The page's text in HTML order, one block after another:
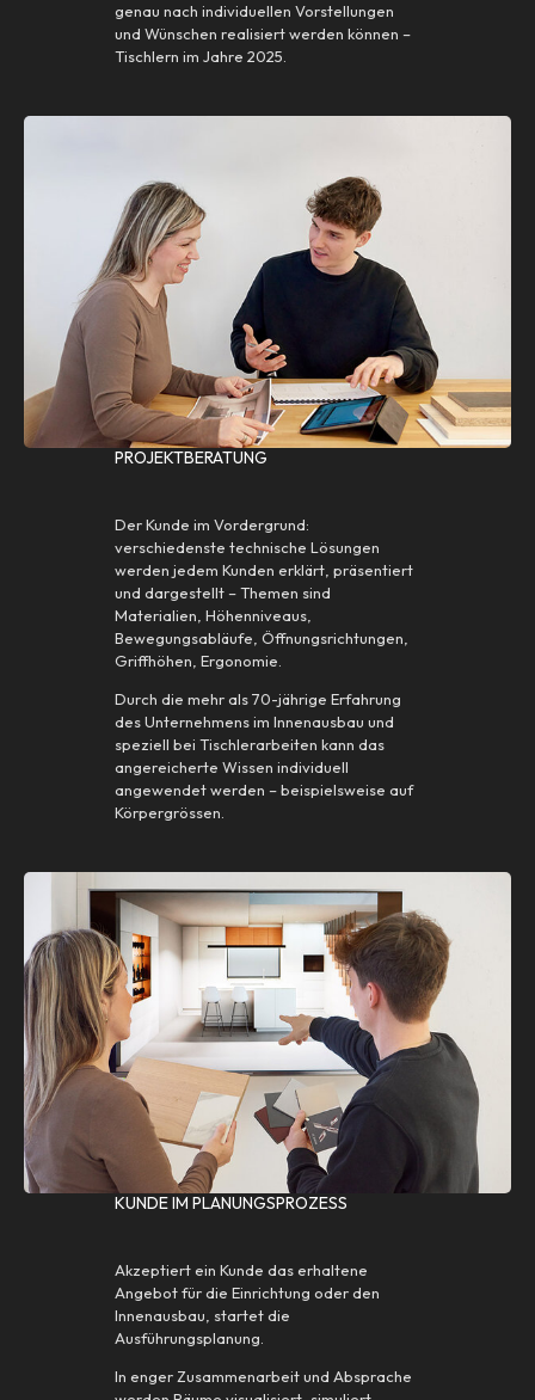
genau nach individuellen Vorstellungen
und Wünschen realisiert werden können –
Tischlern im Jahre 2025.
PROJEKTBERATUNG
Der Kunde im Vordergrund:
verschiedenste technische Lösungen
werden jedem Kunden erklärt, präsentiert
und dargestellt – Themen sind
Materialien, Höhenniveaus,
Bewegungsabläufe, Öffnungsrichtungen,
Griffhöhen, Ergonomie.
Durch die mehr als 70-jährige Erfahrung
des Unternehmens im Innenausbau und
speziell bei Tischlerarbeiten kann das
angereicherte Wissen individuell
angewendet werden – beispielsweise auf
Körpergrössen.
KUNDE IM PLANUNGSPROZESS
Akzeptiert ein Kunde das erhaltene
Angebot für die Einrichtung oder den
Innenausbau, startet die
Ausführungsplanung.
In enger Zusammenarbeit und Absprache